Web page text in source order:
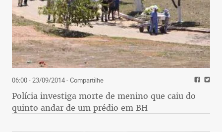
06:00 - 23/09/2014- Compartilhe
Polícia investiga morte de menino que caiu do
quinto andar de um prédio em BH